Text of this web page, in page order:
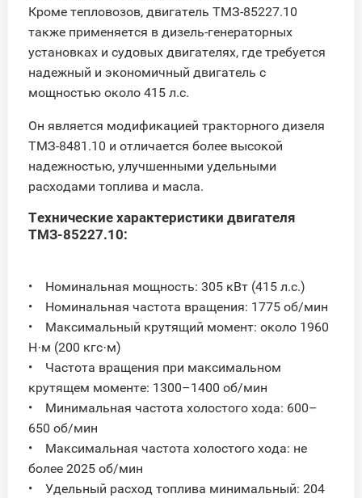
Кроме тепловозов, двигатель ТМЗ-85227.10
также применяется в дизель-генераторных
установках и судовых двигателях, где требуется
надежный и экономичный двигатель с
мощностью около 415 л.с.
Он является модификацией тракторного дизеля
ТМЗ-8481.10 и отличается более высокой
надежностью, улучшенными удельными
расходами топлива и масла.
Технические характеристики двигателя
ТМЗ-85227.10:
• Номинальная мощность: 305 кВт (415 л.с.)
• Номинальная частота вращения: 1775 об/мин
• Максимальный крутящий момент: около 1960
Н·м (200 кгс·м)
• Частота вращения при максимальном
крутящем моменте: 1300–1400 об/мин
• Минимальная частота холостого хода: 600–
650 об/мин
• Максимальная частота холостого хода: не
более 2025 об/мин
• Удельный расход топлива минимальный: 204